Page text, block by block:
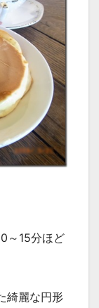
～15分ほど
綺麗な円形